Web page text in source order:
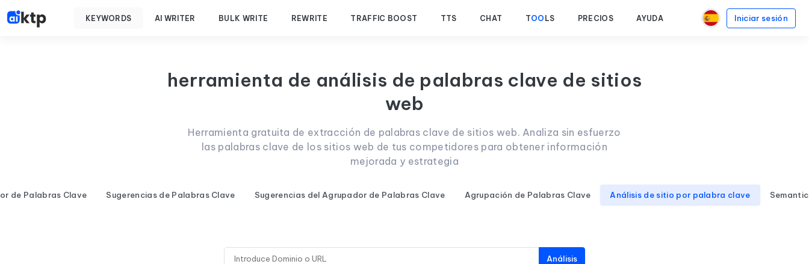
KEYWORDS AI WRITER BULK WRITE REWRITE TRAFFIC BOOST TTS CHAT TOO LS PRECIOS AYUDA Iniciar sesión
herramienta de análisis de palabras clave de sitios
web
Herramienta gratuita de extracción de palabras clave de sitios web. Analiza sin esfuerzo
las palabras clave de los sitios web de tus competidores para obtener información
mejorada y estrategia
de Palabras Clave Sugerencias de Palabras Clave Sugerencias del Agrupador de Palabras Clave Agrupación de Palabras Clave Análisis de sitio por palabra clave
Análisis